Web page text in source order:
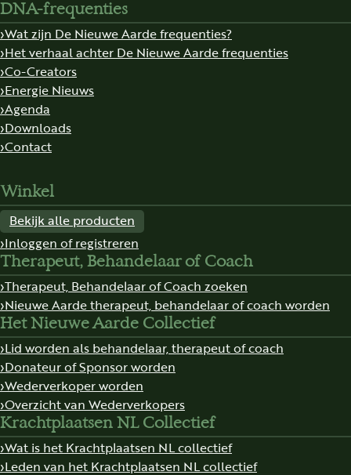
DNA-frequenties
Wat zijn De Nieuwe Aarde frequenties?
Het verhaal achter De Nieuwe Aarde frequenties
Co-Creators
Energie Nieuws
Agenda
Downloads
Contact
Winkel
Bekijk alle producten
Inloggen of registreren
Therapeut, Behandelaar of Coach
Therapeut, Behandelaar of Coach zoeken
Nieuwe Aarde therapeut, behandelaar of coach worden
Het Nieuwe Aarde Collectief
Lid worden als behandelaar, therapeut of coach
Donateur of Sponsor worden
Wederverkoper worden
Overzicht van Wederverkopers
Krachtplaatsen NL Collectief
Wat is het Krachtplaatsen NL collectief
Leden van het Krachtplaatsen NL collectief